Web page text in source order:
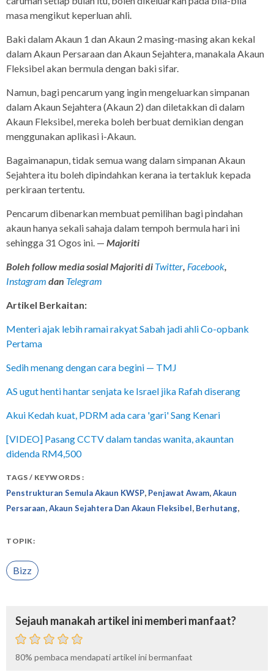
masa mengikut keperluan ahli.
Baki dalam Akaun 1 dan Akaun 2 masing-masing akan kekal
dalam Akaun Persaraan dan Akaun Sejahtera, manakala Akaun
Fleksibel akan bermula dengan baki sifar.
Namun, bagi pencarum yang ingin mengeluarkan simpanan
dalam Akaun Sejahtera (Akaun 2) dan diletakkan di dalam
Akaun Fleksibel, mereka boleh berbuat demikian dengan
menggunakan aplikasi i-Akaun.
Bagaimanapun, tidak semua wang dalam simpanan Akaun
Sejahtera itu boleh dipindahkan kerana ia tertakluk kepada
perkiraan tertentu.
Pencarum dibenarkan membuat pemilihan bagi pindahan
akaun hanya sekali sahaja dalam tempoh bermula hari ini
sehingga 31 Ogos ini. — Majoriti
Boleh follow media sosial Majoriti di Twitter, Facebook,
Instagram dan Telegram
Artikel Berkaitan:
Menteri ajak lebih ramai rakyat Sabah jadi ahli Co-opbank
Pertama
Sedih menang dengan cara begini — TMJ
AS ugut henti hantar senjata ke Israel jika Rafah diserang
Akui Kedah kuat, PDRM ada cara 'gari' Sang Kenari
[VIDEO] Pasang CCTV dalam tandas wanita, akauntan
didenda RM4,500
TAGS / KEYWORDS :
Penstrukturan Semula Akaun KWSP, Penjawat Awam,Akaun
Persaraan,Akaun Sejahtera Dan Akaun Fleksibel, Berhutang,
TOPIK:
Bizz
Sejauh manakah artikel ini memberi manfaat?
80% pembaca mendapati artikel ini bermanfaat